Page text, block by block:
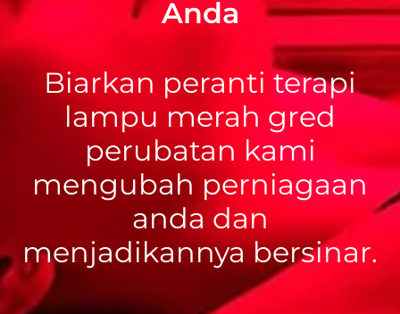
Anda
Biarkan peranti terapi
lampu merah gred
perubatan kami
mengubah perniagaan
anda dan
menjadikannya bersinar.